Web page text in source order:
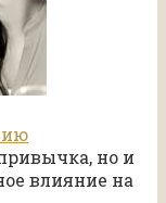
но и
влияние на